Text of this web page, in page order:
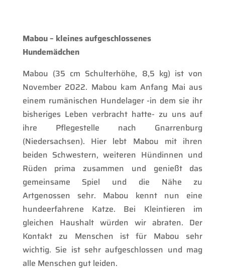
Mabou – kleines aufgeschlossenes
Hundemädchen
Mabou (35 cm Schulterhöhe, 8,5 kg) ist von
November 2022. Mabou kam Anfang Mai aus
einem rumänischen Hundelager -in dem sie ihr
bisheriges Leben verbracht hatte- zu uns auf
ihre Pflegestelle nach Gnarrenburg
(Niedersachsen). Hier lebt Mabou mit ihren
beiden Schwestern, weiteren Hündinnen und
Rüden prima zusammen und genießt das
gemeinsame Spiel und die Nähe zu
Artgenossen sehr. Mabou kennt nun eine
hundeerfahrene Katze. Bei Kleintieren im
gleichen Haushalt würden wir abraten. Der
Kontakt zu Menschen ist für Mabou sehr
wichtig. Sie ist sehr aufgeschlossen und mag
alle Menschen gut leiden.